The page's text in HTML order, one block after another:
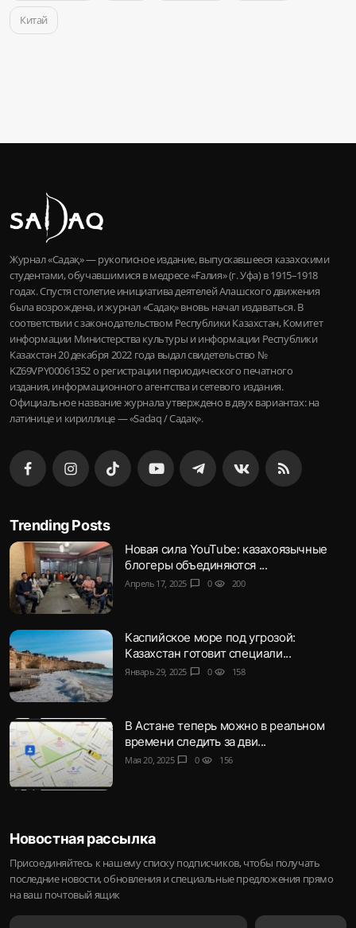
Китай
Журнал «Садақ» — рукописное издание, выпускавшееся казахскими
студентами, обучавшимися в медресе «Ғалия» (г. Уфа) в 1915–1918
годах. Спустя столетие инициатива деятелей Алашского движения
была возрождена, и журнал «Садақ» вновь начал издаваться. В
соответствии с законодательством Республики Казахстан, Комитет
информации Министерства культуры и информации Республики
Казахстан 20 декабря 2022 года выдал свидетельство №
KZ69VPY00061352 о регистрации периодического печатного
издания, информационного агентства и сетевого издания.
Официальное название журнала утверждено в двух вариантах: на
латинице и кириллице — «Sadaq / Садақ».
Trending Posts
Новая сила YouTube: казахоязычные
блогеры объединяются ...
Апрель 17, 2025 chat_bubble 0 visibility 200
Каспийское море под угрозой:
Казахстан готовит специали...
Январь 29, 2025 chat_bubble 0 visibility 158
В Астане теперь можно в реальном
времени следить за дви...
Мая 20, 2025 chat_bubble 0 visibility 156
Новостная рассылка
Присоединяйтесь к нашему списку подписчиков, чтобы получать
последние новости, обновления и специальные предложения прямо
на ваш почтовый ящик